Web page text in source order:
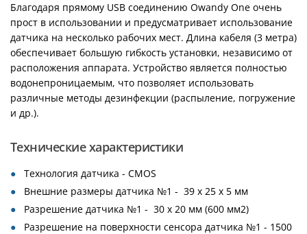
Благодаря прямому USB соединению Owandy One очень
прост в использовании и предусматривает использование
датчика на несколько рабочих мест. Длина кабеля (3 метра)
обеспечивает большую гибкость установки, независимо от
расположения аппарата. Устройство является полностью
водонепроницаемым, что позволяет использовать
различные методы дезинфекции (распыление, погружение
и др.).
Технические характеристики
Технология датчика - CMOS
Внешние размеры датчика №1 - 39 x 25 x 5 мм
Разрешение датчика №1 - 30 x 20 мм (600 мм2)
Разрешение на поверхности сенсора датчика №1 - 1500